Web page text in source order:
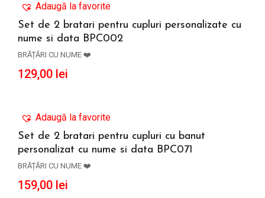
Adaugă la favorite
Set de 2 bratari pentru cupluri personalizate cu
nume si data BPC002
BRĂȚĂRI CU NUME ❤️
129,00 lei
Adaugă la favorite
Set de 2 bratari pentru cupluri cu banut
personalizat cu nume si data BPC071
BRĂȚĂRI CU NUME ❤️
159,00 lei